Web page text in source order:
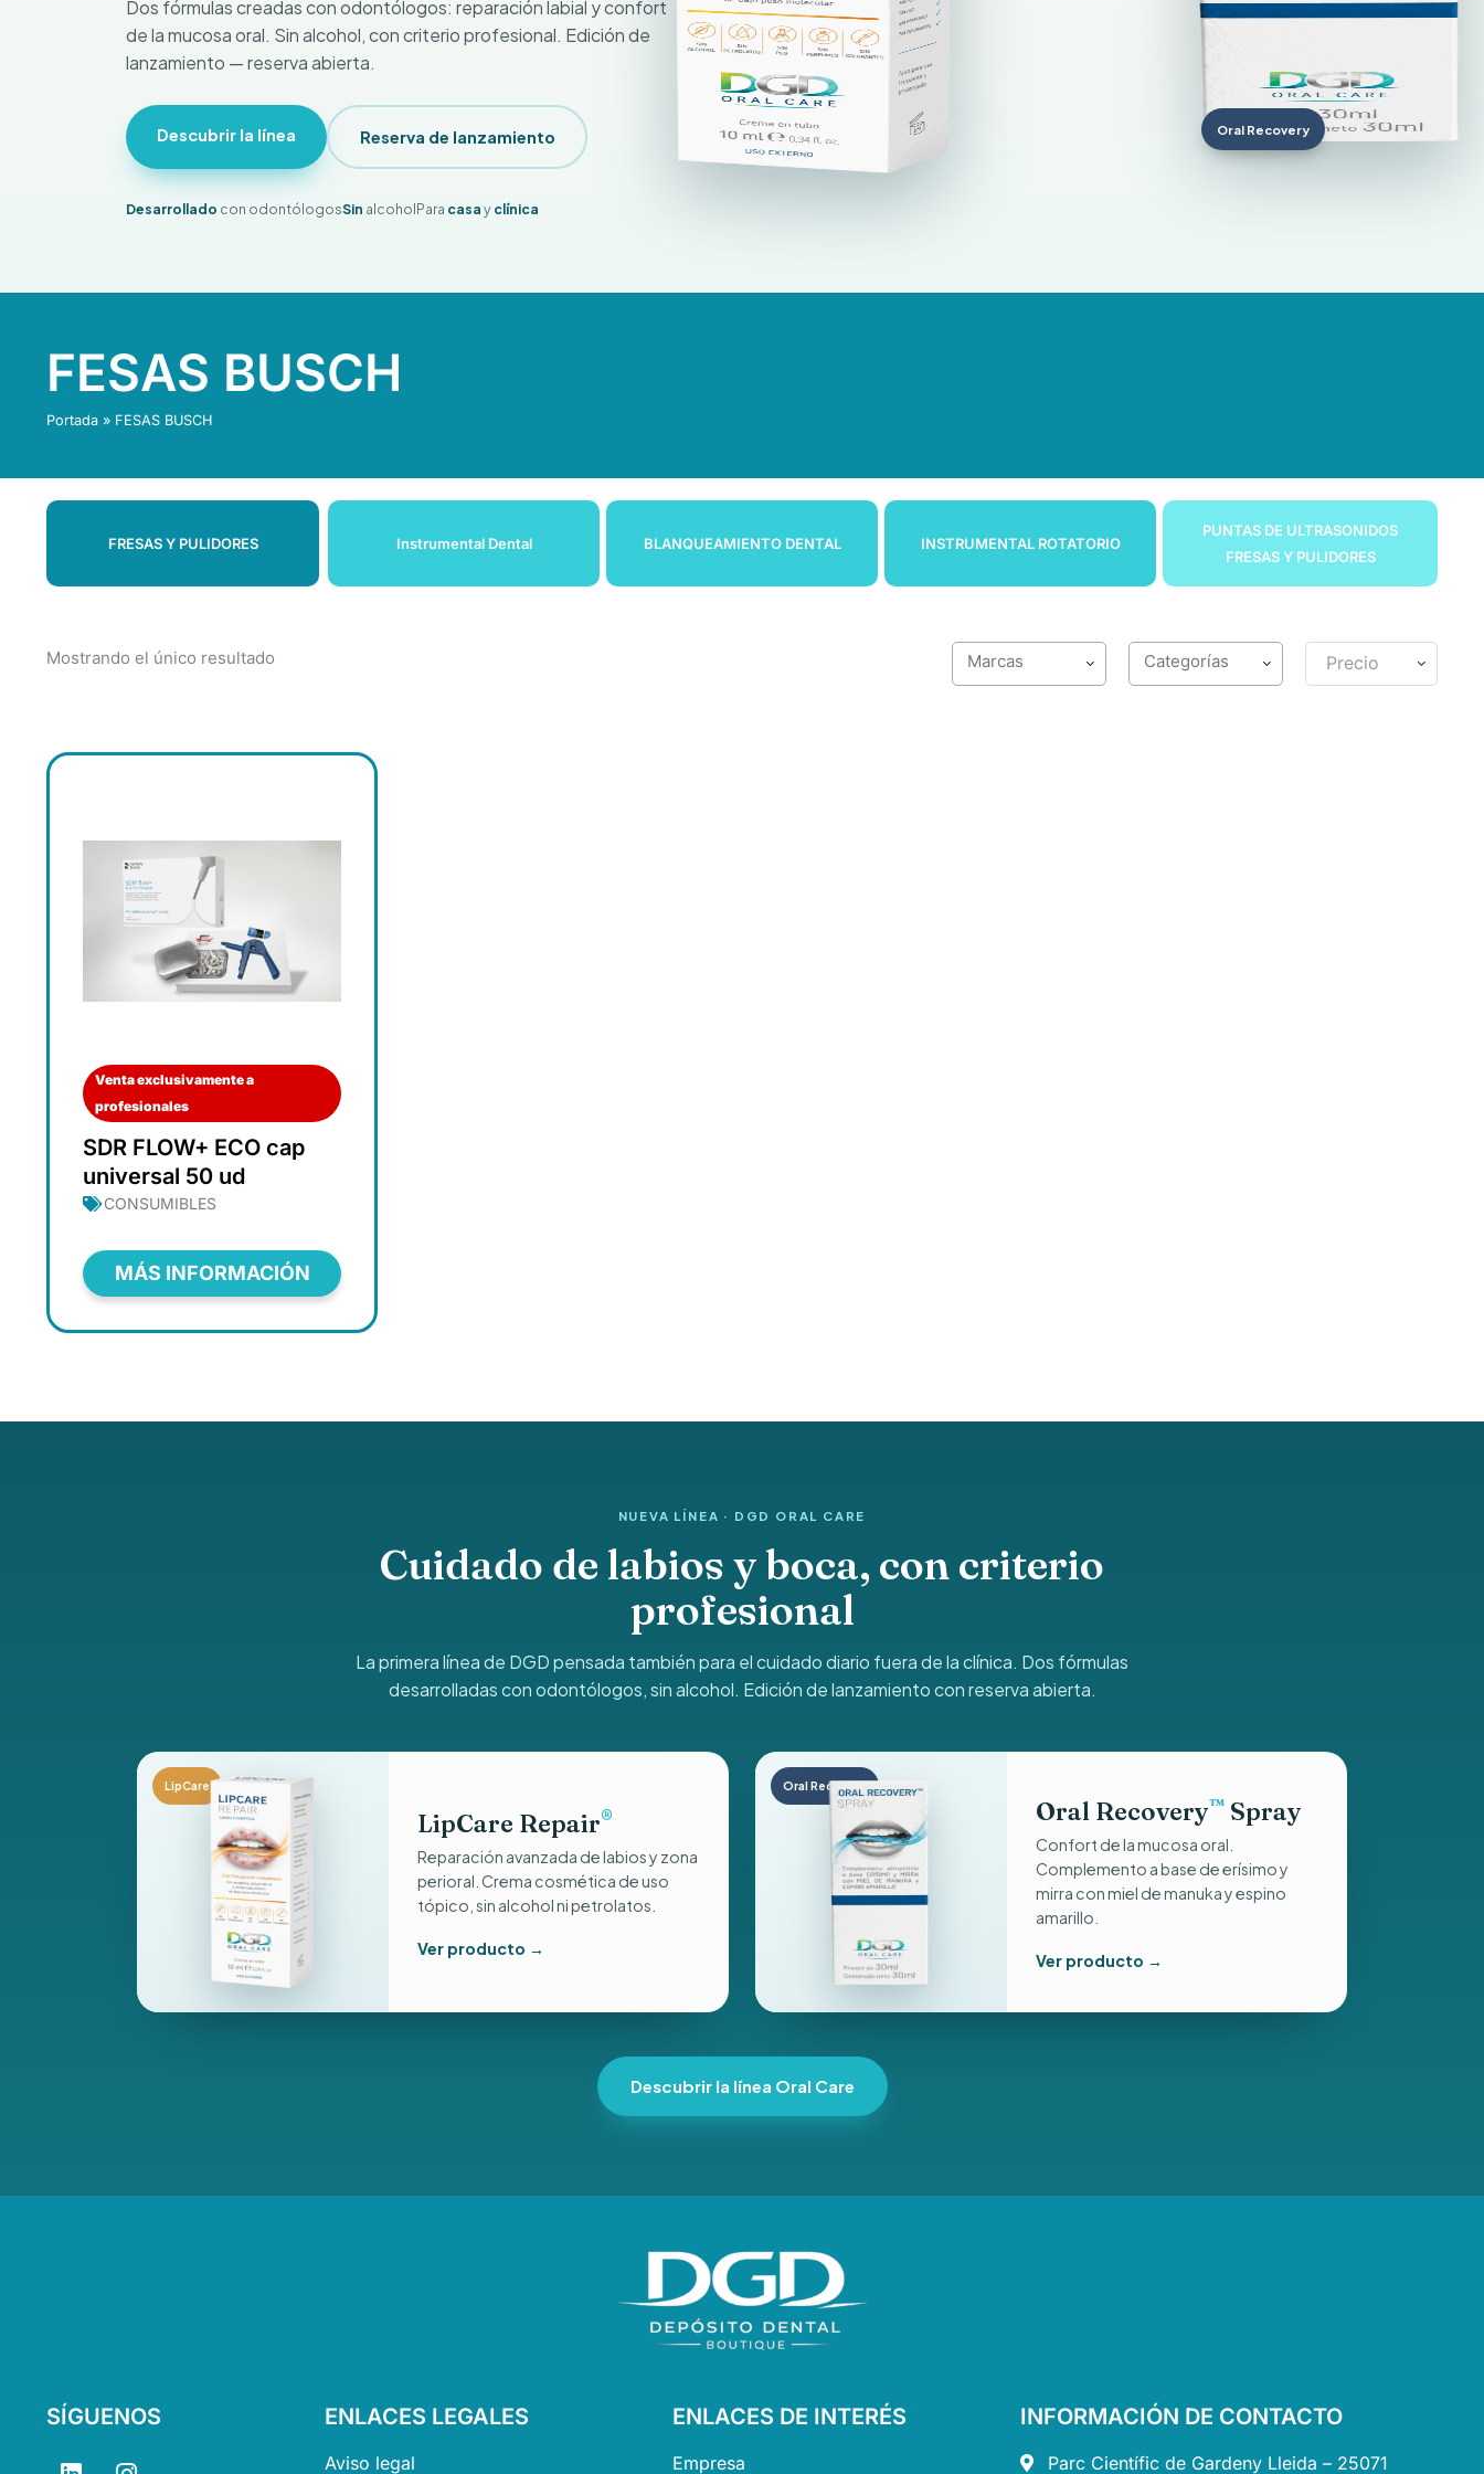
Dos fórmulas creadas con odontólogos: reparación labial y confort
de la mucosa oral. Sin alcohol, con criterio profesional. Edición de
lanzamiento — reserva abierta.
Descubrir la línea Reserva de lanzamiento
Desarrollado con odontólogosSin alcoholPara casayclínica
Oral Recovery
FESAS BUSCH
Portada » FESAS BUSCH
FRESAS Y PULIDORES Instrumental Dental BLANQUEAMIENTO DENTAL INSTRUMENTAL ROTATORIO
PUNTAS DE ULTRASONIDOS
FRESAS Y PULIDORES
Mostrando el único resultado Precio
Venta exclusivamente a
profesionales
SDR FLOW+ ECO cap
universal 50 ud
CONSUMIBLES
MÁS INFORMACIÓN
NUEVA LÍNEA · DGD ORAL CARE
Cuidado de labios y boca, con criterio
profesional
La primera línea de DGD pensada también para el cuidado diario fuera de la clínica. Dos fórmulas
desarrolladas con odontólogos, sin alcohol. Edición de lanzamiento con reserva abierta.
LipCare
LipCare Repair®
Reparación avanzada de labios y zona
perioral. Crema cosmética de uso
tópico, sin alcohol ni petrolatos.
Ver producto →
Oral Recovery
Oral Recovery™Spray
Confort de la mucosa oral.
Complemento a base de erísimo y
mirra con miel de manuka y espino
amarillo.
Ver producto →
Descubrir la línea Oral Care
SÍGUENOS
L
I
ENLACES LEGALES
Aviso legal
ENLACES DE INTERÉS
Empresa
INFORMACIÓN DE CONTACTO
Parc Científic de Gardeny Lleida – 25071